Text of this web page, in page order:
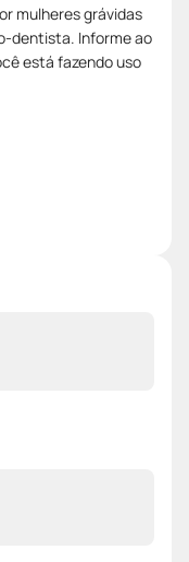
mulheres grávidas
dentista. Informe ao
está fazendo uso